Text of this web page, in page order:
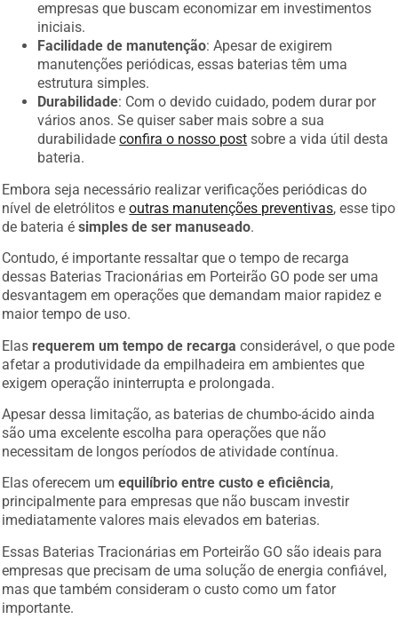
empresas que buscam economizar em investimentos
iniciais.
Facilidade de manutenção: Apesar de exigirem
manutenções periódicas, essas baterias têm uma
estrutura simples.
Durabilidade: Com o devido cuidado, podem durar por
vários anos. Se quiser saber mais sobre a sua
durabilidadeconfira o nosso post sobre a vida útil desta
bateria.
Embora seja necessário realizar verificações periódicas do
nível de eletrólitos eoutras manutenções preventivas, esse tipo
de bateria ésimples de ser manuseado.
Contudo, é importante ressaltar que o tempo de recarga
dessas Baterias Tracionárias em Porteirão GO pode ser uma
desvantagem em operações que demandam maior rapidez e
maior tempo de uso.
Elas requerem um tempo de recarga considerável, o que pode
afetar a produtividade da empilhadeira em ambientes que
exigem operação ininterrupta e prolongada.
Apesar dessa limitação, as baterias de chumbo-ácido ainda
são uma excelente escolha para operações que não
necessitam de longos períodos de atividade contínua.
Elas oferecem umequilíbrio entre custo e eficiência,
principalmente para empresas que não buscam investir
imediatamente valores mais elevados em baterias.
Essas Baterias Tracionárias em Porteirão GO são ideais para
empresas que precisam de uma solução de energia confiável,
mas que também consideram o custo como um fator
importante.